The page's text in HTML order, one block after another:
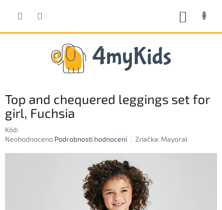
Top and chequered leggings set for
girl, Fuchsia
Kód:
Průměrné
Neohodnoceno Podrobnosti hodnocení Značka: Mayoral